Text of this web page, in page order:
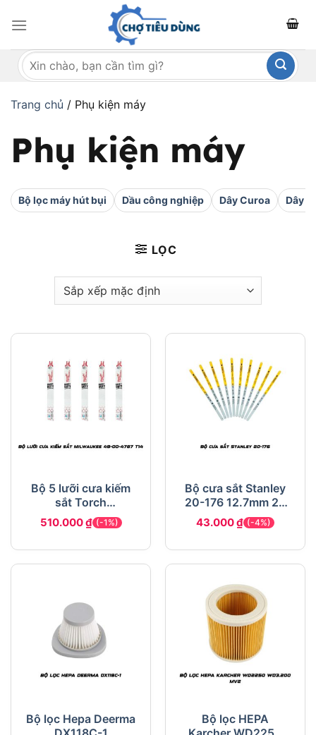
qua
dungTìm
kiếm:
Trang chủ / Phụ kiện máy
Phụ kiện máy
Bộ lọc máy hút bụi Dầu công nghiệp Dây Curoa Dây
LỌC
Bộ 5 lưỡi cưa kiếm
sắt Torch
Milwaukee 48-00-
4787 T14 228.6mm
510.000₫ (-1%)
Bộ cưa sắt Stanley
20-176 12.7mm 24
răng
43.000₫ (-4%)
Bộ lọc Hepa Deerma
Bộ lọc HEPA